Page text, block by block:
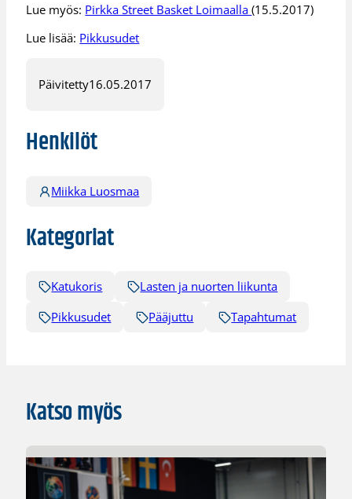
Lue myös: Pirkka Street Basket Loimaalla(15.5.2017)
Lue lisää: Pikkusudet
Päivitetty16.05.2017
Henkilöt
Miikka Luosmaa
Kategoriat
Katukoris
Lasten ja nuorten liikunta
Pikkusudet
Pääjuttu Tapahtumat
Katso myös